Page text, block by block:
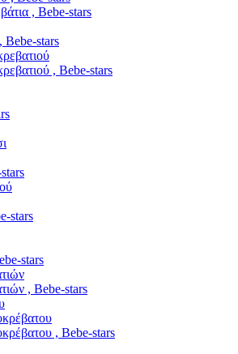
, Bebe-stars
Bebe-stars
, Bebe-stars
stars
stars
, Bebe-stars
, Bebe-stars